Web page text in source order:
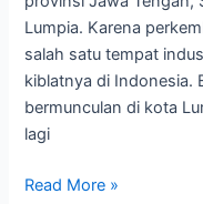
Lumpia. Karena
salah satu tempat
kiblatnya di Indonesia.
bermunculan di kota
lagi
Read More »